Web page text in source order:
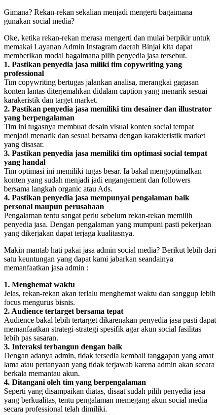
Gimana? Rekan-rekan sekalian menjadi mengerti bagaimana
gunakan social media?
Oke, ketika rekan-rekan merasa mengerti dan mulai berpikir untuk
memakai Layanan Admin Instagram daerah Binjai kita dapat
memberikan modal bagaimana pilih penyedia jasa tersebut.
1. Pastikan penyedia jasa miliki tim copywriting yang
professional
Tim copywriting bertugas jalankan analisa, merangkai gagasan
konten lantas diterjemahkan didalam caption yang menarik sesuai
karakeristik dan target market.
2. Pastikan penyedia jasa memiliki tim desainer dan illustrator
yang berpengalaman
Tim ini tugasnya membuat desain visual konten social tempat
menjadi menarik dan sesuai bersama dengan karakteristik market
yang disasar.
3. Pastikan penyedia jasa memiliki tim optimasi social tempat
yang handal
Tim optimasi ini memiliki tugas besar. Ia bakal mengoptimalkan
konten yang sudah menjadi jadi engangement dan followers
bersama langkah organic atau Ads.
4. Pastikan penyedia jasa mempunyai pengalaman baik
personal maupun perusahaan
Pengalaman tentu sangat perlu sebelum rekan-rekan memilih
penyedia jasa. Dengan pengalaman yang mumpuni pasti pekerjaan
yang dikerjakan dapat terjaga kualitasnya.
Makin mantab hati pakai jasa admin social media? Berikut lebih dari
satu keuntungan yang dapat kami jabarkan seandainya
memanfaatkan jasa admin :
1. Menghemat waktu
Jelas, rekan-rekan akan terlalu menghemat waktu dan sanggup lebih
focus mengurus bisnis.
2. Audience tertarget bersama tepat
Audience bakal lebih tertarget dikarenakan penyedia jasa pasti dapat
memanfaatkan strategi-strategi spesifik agar akun social fasilitas
lebih pas sasaran.
3. Interaksi terbangun dengan baik
Dengan adanya admin, tidak tersedia kembali tanggapan yang amat
lama atau pertanyaan yang tidak terjawab karena admin akan secara
berkala memantau akun.
4. Ditangani oleh tim yang berpengalaman
Seperti yang disampaikan diatas, disaat sudah pilih penyedia jasa
yang berkualitas, tentu pengalaman memegang akun social media
secara professional telah dimiliki.